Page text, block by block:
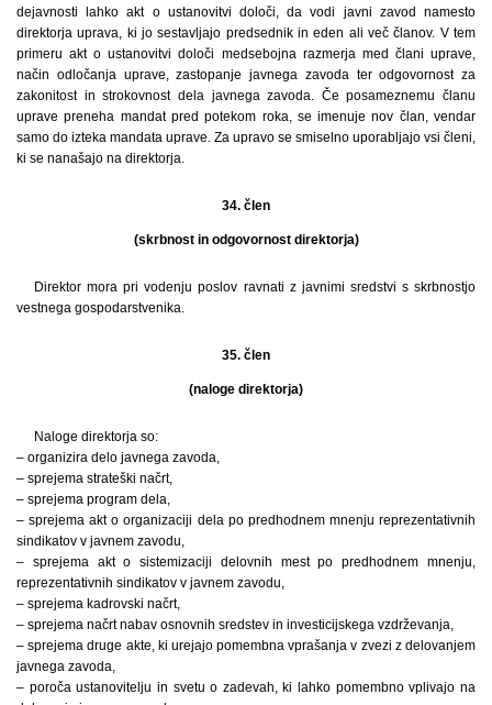
dejavnosti lahko akt o ustanovitvi določi, da vodi javni zavod namesto
direktorja uprava, ki jo sestavljajo predsednik in eden ali več članov. V tem
primeru akt o ustanovitvi določi medsebojna razmerja med člani uprave,
način odločanja uprave, zastopanje javnega zavoda ter odgovornost za
zakonitost in strokovnost dela javnega zavoda. Če posameznemu članu
uprave preneha mandat pred potekom roka, se imenuje nov član, vendar
samo do izteka mandata uprave. Za upravo se smiselno uporabljajo vsi členi,
ki se nanašajo na direktorja.
34. člen
(skrbnost in odgovornost direktorja)
Direktor mora pri vodenju poslov ravnati z javnimi sredstvi s skrbnostjo
vestnega gospodarstvenika.
35. člen
(naloge direktorja)
Naloge direktorja so:
– organizira delo javnega zavoda,
– sprejema strateški načrt,
– sprejema program dela,
– sprejema akt o organizaciji dela po predhodnem mnenju reprezentativnih
sindikatov v javnem zavodu,
– sprejema akt o sistemizaciji delovnih mest po predhodnem mnenju,
reprezentativnih sindikatov v javnem zavodu,
– sprejema kadrovski načrt,
– sprejema načrt nabav osnovnih sredstev in investicijskega vzdrževanja,
– sprejema druge akte, ki urejajo pomembna vprašanja v zvezi z delovanjem
javnega zavoda,
– poroča ustanovitelju in svetu o zadevah, ki lahko pomembno vplivajo na